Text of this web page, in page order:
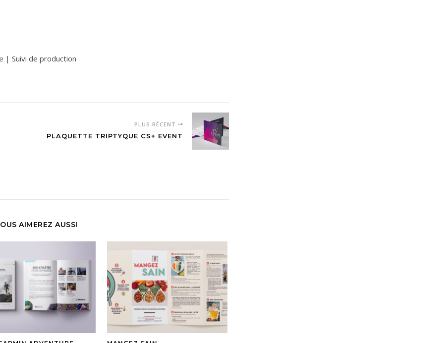
| Suivi de production
PLUS RÉCENT
PLAQUETTE TRIPTYQUE CS+ EVENT
AIMEREZ AUSSI